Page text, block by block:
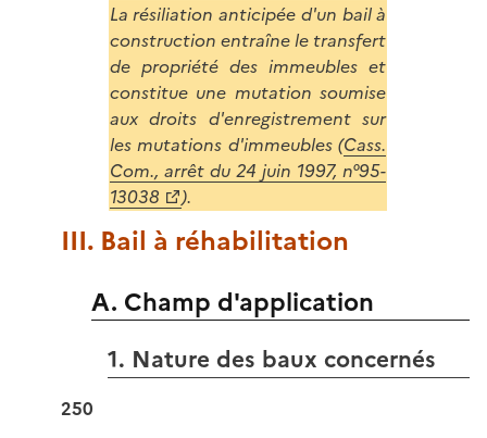
La résiliation anticipée d'un bail à
construction entraîne le transfert
de propriété des immeubles et
constitue une mutation soumise
aux droits d'enregistrement sur
les mutations d'immeubles (Cass.
Com., arrêt du 24 juin 1997, n°95-
13038
).
III. Bail à réhabilitation
A. Champ d'application
1. Nature des baux concernés
250